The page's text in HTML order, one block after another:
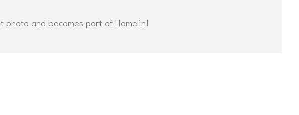
photo and becomes part of Hamelin!